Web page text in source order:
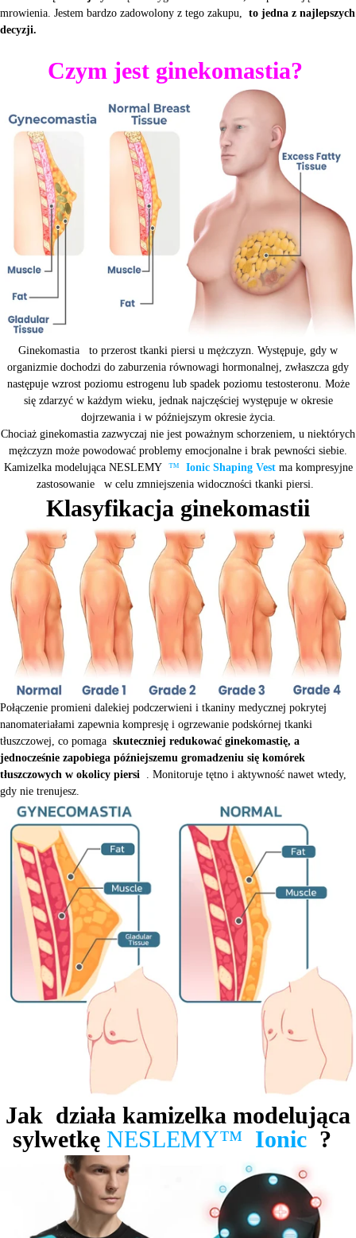
mrowienia. Jestem bardzo zadowolony z tego zakupu, to jedna z najlepszych
decyzji.
Czym jest ginekomastia?
Ginekomastia
to przerost tkanki piersi u mężczyzn. Występuje, gdy w
organizmie dochodzi do zaburzenia równowagi hormonalnej, zwłaszcza gdy
następuje wzrost poziomu estrogenu lub spadek poziomu testosteronu. Może
się zdarzyć w każdym wieku, jednak najczęściej występuje w okresie
dojrzewania i w późniejszym okresie życia.
Chociaż ginekomastia zazwyczaj nie jest poważnym schorzeniem, u niektórych
mężczyzn może powodować problemy emocjonalne i brak pewności siebie.
Kamizelka modelująca NESLEMY ™ Ionic Shaping Vestma kompresyjne
zastosowanie
w celu zmniejszenia widoczności tkanki piersi.
Klasyfikacja ginekomastii
Połączenie promieni dalekiej podczerwieni i tkaniny medycznej pokrytej
nanomateriałami zapewnia kompresję i ogrzewanie podskórnej tkanki
tłuszczowej, co pomaga skuteczniej redukować ginekomastię, a
jednocześnie zapobiega późniejszemu gromadzeniu się komórek
tłuszczowych w okolicy piersi . Monitoruje tętno i aktywność nawet wtedy,
gdy nie trenujesz.
Jak działa kamizelka modelująca
sylwetkę NESLEMY™ Ionic ?